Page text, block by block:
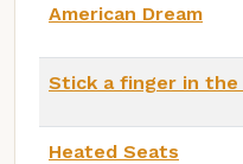
American Dream
Stick a finger in the
Heated Seats